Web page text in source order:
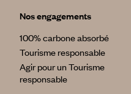
Nos engagements
100% carbone absorbé
Tourisme responsable
Agir pour un Tourisme
responsable